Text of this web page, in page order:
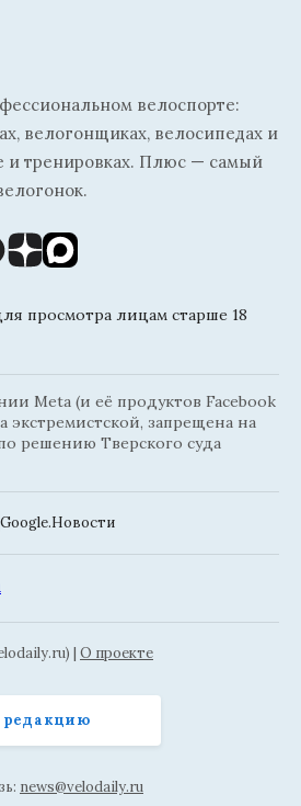
велоспорте:
велогонщиках, велосипедах и
и тренировках. Плюс — самый
просмотра лицам старше 18
Meta (и её продуктов Facebook
экстремистской, запрещена на
решению Тверского суда
Google.Новости
| О проекте
редакцию
news@velodaily.ru